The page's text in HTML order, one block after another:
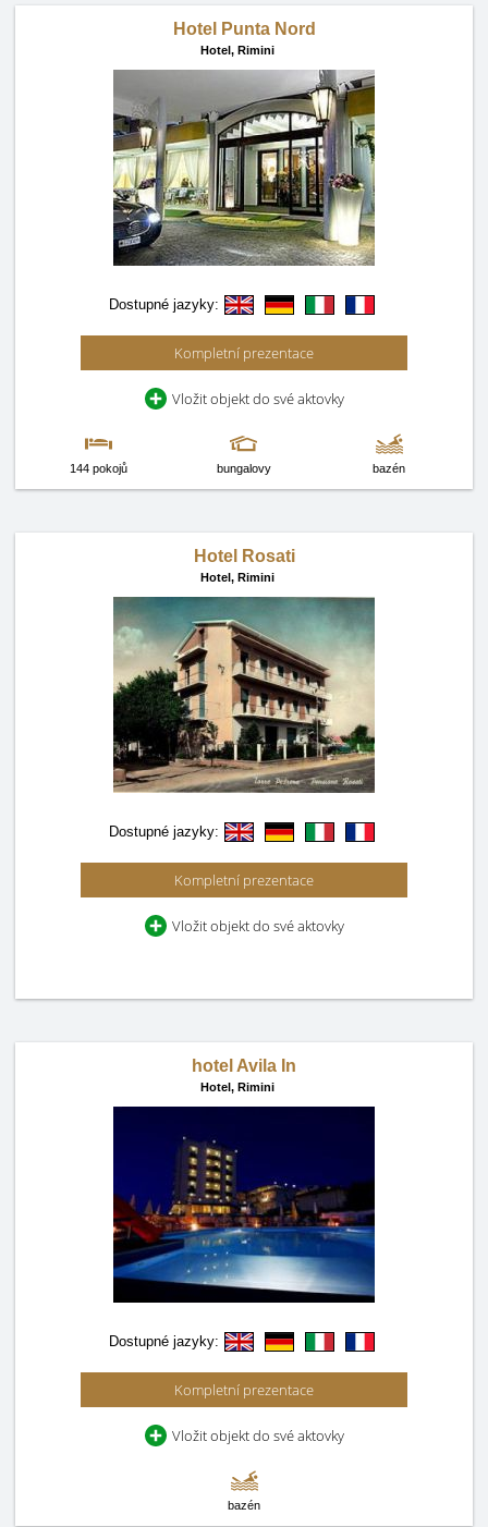
Hotel Punta Nord
Hotel, Rimini
Dostupné jazyky:
Kompletní prezentace
Vložit objekt do své aktovky
144 pokojů bungalovy bazén
Hotel Rosati
Hotel, Rimini
Dostupné jazyky:
Kompletní prezentace
Vložit objekt do své aktovky
hotel Avila In
Hotel, Rimini
Dostupné jazyky:
Kompletní prezentace
Vložit objekt do své aktovky
bazén